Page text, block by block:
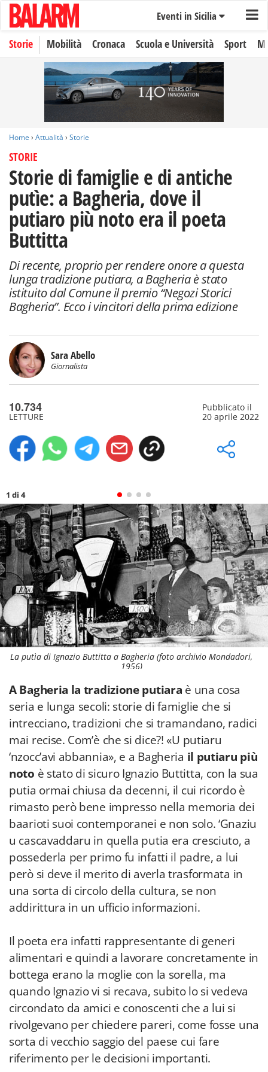
Eventi in Sicilia
Storie Mobilità Cronaca Scuola e Università Sport
Home › Attualità › Storie
STORIE
Storie di famiglie e di antiche
putìe: a Bagheria, dove il
putiaro più noto era il poeta
Buttitta
Di recente, proprio per rendere onore a questa
lunga tradizione putiara, a Bagheria è stato
istituito dal Comune il premio “Negozi Storici
Bagheria”. Ecco i vincitori della prima edizione
Sara Abello
Giornalista
10.734
LETTURE
Pubblicato il
20 aprile 2022
1 di 4
La putìa di Ignazio Buttitta a Bagheria (foto archivio Mondadori,
1956)
A Bagheria la tradizione putiara è una cosa
seria e lunga secoli: storie di famiglie che si
intrecciano, tradizioni che si tramandano, radici
mai recise. Com’è che si dice?! «U putiaru
‘nzocc’avi abbannia», e a Bagheria il putiaru più
noto è stato di sicuro Ignazio Buttitta, con la sua
putia ormai chiusa da decenni, il cui ricordo è
rimasto però bene impresso nella memoria dei
baarioti suoi contemporanei e non solo. ‘Gnaziu
u cascavaddaru in quella putia era cresciuto, a
possederla per primo fu infatti il padre, a lui
però si deve il merito di averla trasformata in
una sorta di circolo della cultura, se non
addirittura in un ufficio informazioni.
Il poeta era infatti rappresentante di generi
alimentari e quindi a lavorare concretamente in
bottega erano la moglie con la sorella, ma
quando Ignazio vi si recava, subito lo si vedeva
circondato da amici e conoscenti che a lui si
rivolgevano per chiedere pareri, come fosse una
sorta di vecchio saggio del paese cui fare
riferimento per le decisioni importanti.